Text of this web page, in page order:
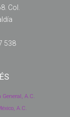
Col.
538
A.C.
A.C.